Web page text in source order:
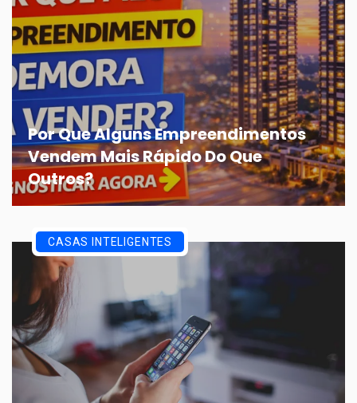
Por Que Alguns Empreendimentos
Vendem Mais Rápido Do Que
Outros?
CASAS INTELIGENTES